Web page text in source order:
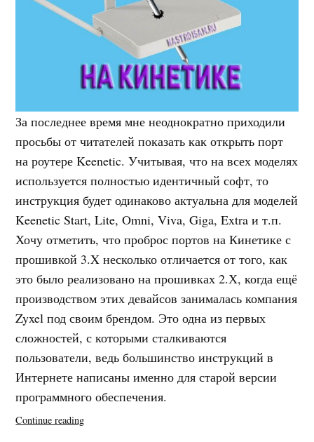
За последнее время мне неоднократно приходили
просьбы от читателей показать как открыть порт
на роутере Keenetic. Учитывая, что на всех моделях
используется полностью идентичный софт, то
инструкция будет одинаково актуальна для моделей
Keenetic Start, Lite, Omni, Viva, Giga, Extra и т.п.
Хочу отметить, что проброс портов на Кинетике с
прошивкой 3.X несколько отличается от того, как
это было реализовано на прошивках 2.Х, когда ещё
производством этих девайсов занималась компания
Zyxel под своим брендом. Это одна из первых
сложностей, с которыми сталкиваются
пользователи, ведь большинство инструкций в
Интернете написаны именно для старой версии
программного обеспечения.
Continue reading«Как